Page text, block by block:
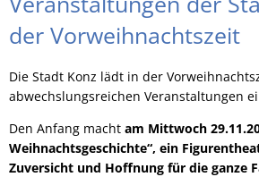
der Vorweihnachtszeit
Die Stadt Konz lädt in der
abwechslungsreichen Veranstaltungen
Den Anfang macht am Mittwoch
Weihnachtsgeschichte“, ein
Zuversicht und Hoffnung für die ganze